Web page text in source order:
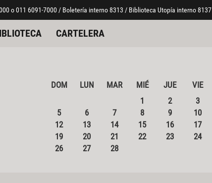
o 011 6091-7000 / Boletería interno 8313 / Biblioteca Utopía interno 8137
CARTELERA
DOM LUN MAR MIÉ JUE VIE
1
2 3
5
6 7 8 9 10
12
13 14 15 16 17
19
20 21 22 23 24
26
27 28